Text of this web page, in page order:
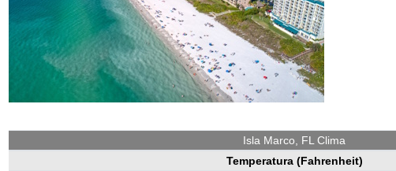
Isla Marco, FL Clima
Temperatura (Fahrenheit)